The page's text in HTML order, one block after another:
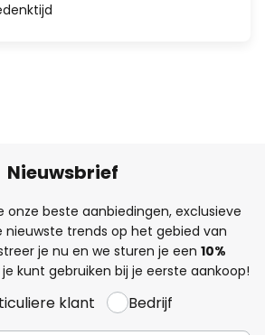
Nieuwsbrief
onze beste aanbiedingen, exclusieve
nieuwste trends op het gebied van
je nu en we sturen je een 10%
kunt gebruiken bij je eerste aankoop!
klant Bedrijf